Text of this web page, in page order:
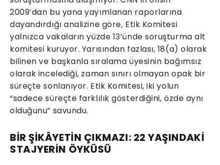
2009’dan bu yana yayımlanan raporlarına
dayandırdığı analizine göre, Etik Komitesi
yalnızca vakaların yüzde 13’ünde soruşturma alt
komitesi kuruyor. Yarısından fazlası, 18(a) olarak
bilinen ve başkanla sıralama üyesinin bağımsız
olarak incelediği, zaman sınırı olmayan opak bir
süreçte sonlanıyor. Etik Komitesi, iki yolun
“sadece süreçte farklılık gösterdiğini, özde aynı
olduğunu” savundu.
BİR ŞİKÂYETİN ÇIKMAZI: 22 YAŞINDAKİ
STAJYERİN ÖYKÜSÜ